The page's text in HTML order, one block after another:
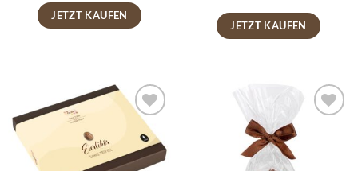
JETZT KAUFEN
JETZT KAUFEN
Auf die
Wunschliste
Auf die
Wunschliste